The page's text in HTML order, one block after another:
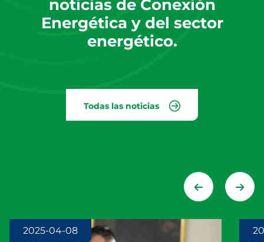
noticias de Conexión
Energética y del sector
energético.
Todas las noticias
2025-04-08